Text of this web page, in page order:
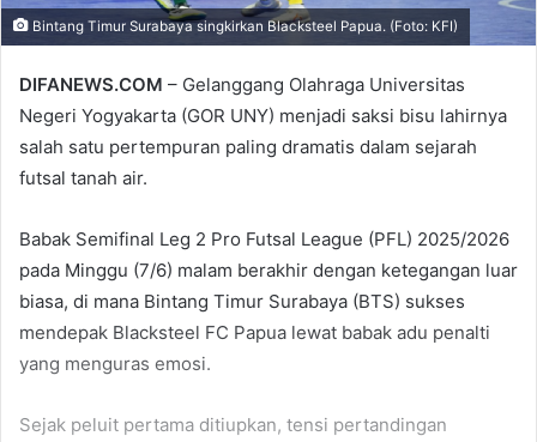
Bintang Timur Surabaya singkirkan Blacksteel Papua. (Foto: KFI)
DIFANEWS.COM – Gelanggang Olahraga Universitas
Negeri Yogyakarta (GOR UNY) menjadi saksi bisu lahirnya
salah satu pertempuran paling dramatis dalam sejarah
futsal tanah air.
Babak Semifinal Leg 2 Pro Futsal League (PFL) 2025/2026
pada Minggu (7/6) malam berakhir dengan ketegangan luar
biasa, di mana Bintang Timur Surabaya (BTS) sukses
mendepak Blacksteel FC Papua lewat babak adu penalti
yang menguras emosi.
Sejak peluit pertama ditiupkan, tensi pertandingan